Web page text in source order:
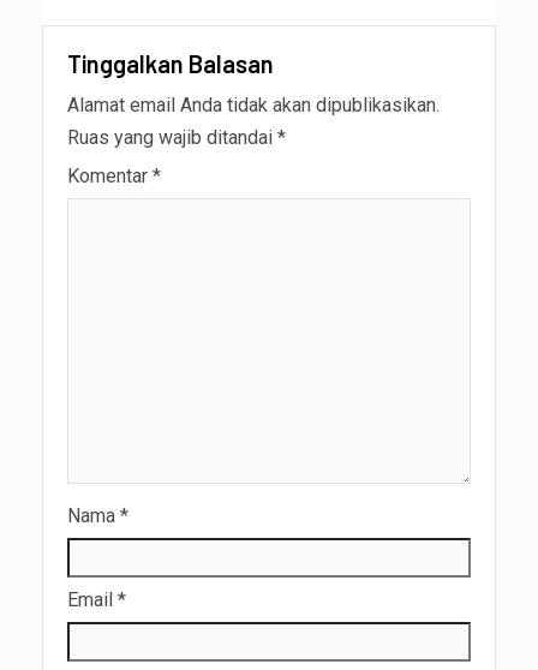
Tinggalkan Balasan
Alamat email Anda tidak akan dipublikasikan.
Ruas yang wajib ditandai *
Komentar *
Nama *
Email *